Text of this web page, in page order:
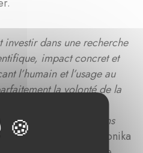
investir dans une recherche
impact concret et
l’humain et l’usage au
la volonté de la
des
pour des transitions
quotidien »,
ajoute Tonika